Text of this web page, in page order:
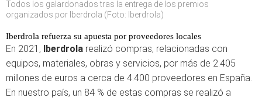
Todos los galardonados tras la entrega de los premios
organizados por Iberdrola (Foto: Iberdrola)
Iberdrola refuerza su apuesta por proveedores locales
En 2021, Iberdrola realizó compras, relacionadas con
equipos, materiales, obras y servicios, por más de 2.405
millones de euros a cerca de 4.400 proveedores en España.
En nuestro país, un 84 % de estas compras se realizó a